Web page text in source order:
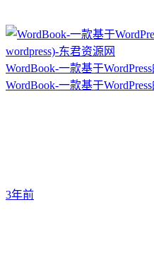
WordBook-一款基于
WordBook-一款基于
3年前